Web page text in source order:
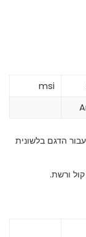
msi
הדגם בלשונית
ורשת.